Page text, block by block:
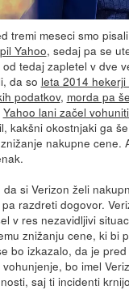
tremi meseci smo
Yahoo, sedaj pa se
tedaj zapletel v dve
da so leta 2014
podatkov, morda pa
Yahoo lani začel
kakšni okostnjaki ga
nakupne cene.
da si Verizon želi
razdreti dogovor.
v res nezavidljivi
znižanju cene, ki bi
bo izkazalo, da je
bo imel
saj ti incidenti